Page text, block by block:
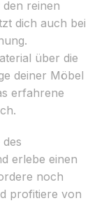
reinen
dich auch bei
über die
deiner Möbel
erfahrene
erlebe einen
noch
profitiere von